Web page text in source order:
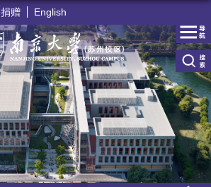
捐赠 English